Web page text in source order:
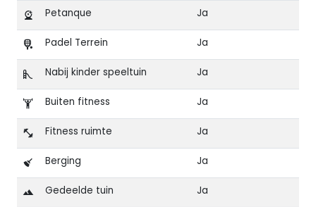
Petanque Ja
Padel Terrein Ja
Nabij kinder speeltuin Ja
Buiten fitness Ja
Fitness ruimte Ja
Berging Ja
Gedeelde tuin Ja